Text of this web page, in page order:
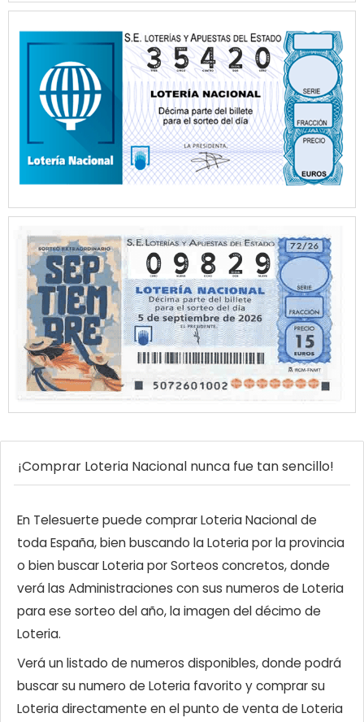
¡Comprar Loteria Nacional nunca fue tan sencillo!
En Telesuerte puede comprar Loteria Nacional de
toda España, bien buscando la Loteria por la provincia
o bien buscar Loteria por Sorteos concretos, donde
verá las Administraciones con sus numeros de Loteria
para ese sorteo del año, la imagen del décimo de
Loteria.
Verá un listado de numeros disponibles, donde podrá
buscar su numero de Loteria favorito y comprar su
Loteria directamente en el punto de venta de Loteria